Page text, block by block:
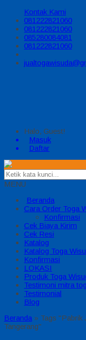
Kontak Kami
081222821060
081222821060
085280084081
081222821060
Halo, Guest!
Masuk
Daftar
MENU
Beranda
Cara Order Toga
Konfirmasi
Cek Biaya Kirim
Cek Resi
Katalog
Katalog Toga
Konfirmasi
LOKASI
Produk Toga
Testimoni mitra
Testimonial
Blog
Beranda » Tags "Pabrik
Tangerang"